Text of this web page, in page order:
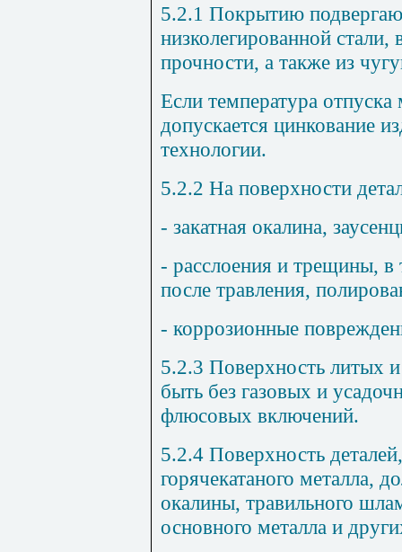
5.2.1 Покрытию
низколегированной
прочности, а также из
Если температура
допускается цинкование
технологии.
5.2.2 На поверхности
- закатная окалина,
- расслоения и трещины,
после травления,
- коррозионные
5.2.3 Поверхность литых
быть без газовых и
флюсовых включений.
5.2.4 Поверхность
горячекатаного металла,
окалины, травильного
основного металла и